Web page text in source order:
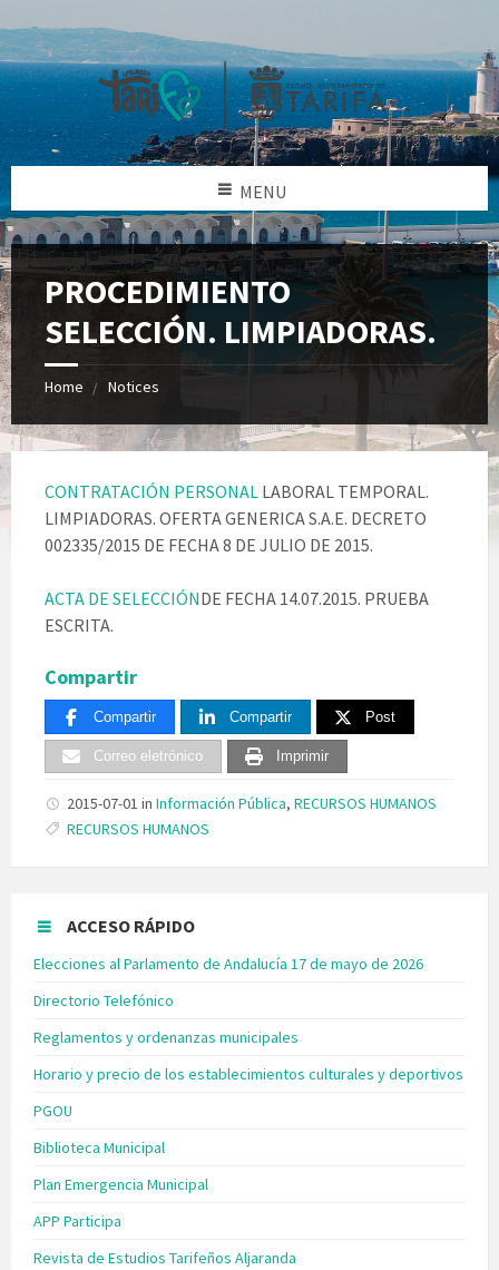
MENU
PROCEDIMIENTO
SELECCIÓN. LIMPIADORAS.
Home Notices
CONTRATACIÓN PERSONAL LABORAL TEMPORAL.
LIMPIADORAS. OFERTA GENERICA S.A.E. DECRETO
002335/2015 DE FECHA 8 DE JULIO DE 2015.
ACTA DE SELECCIÓNDE FECHA 14.07.2015. PRUEBA
ESCRITA.
Compartir
Compartir Compartir Post
Correo eletrónico Imprimir
2015-07-01 in Información Pública, RECURSOS HUMANOS
Tags:
RECURSOS HUMANOS
ACCESO RÁPIDO
Elecciones al Parlamento de Andalucía 17 de mayo de 2026
Directorio Telefónico
Reglamentos y ordenanzas municipales
Horario y precio de los establecimientos culturales y deportivos
PGOU
Biblioteca Municipal
Plan Emergencia Municipal
APP Participa
Revista de Estudios Tarifeños Aljaranda